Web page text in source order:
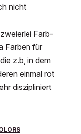
nicht
Farb-
Farben für
z.b, in dem
einmal rot
diszipliniert